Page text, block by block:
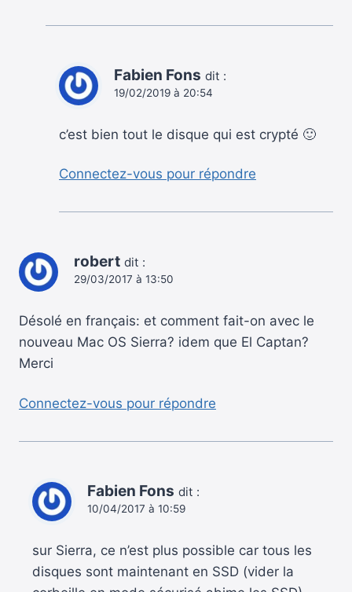
Fabien Fons dit :
19/02/2019 à 20:54
c’est bien tout le disque qui est crypté 🙂
Connectez-vous pour répondre
robert dit :
29/03/2017 à 13:50
Désolé en français: et comment fait-on avec le
nouveau Mac OS Sierra? idem que El Captan?
Merci
Connectez-vous pour répondre
Fabien Fons dit :
10/04/2017 à 10:59
sur Sierra, ce n’est plus possible car tous les
disques sont maintenant en SSD (vider la